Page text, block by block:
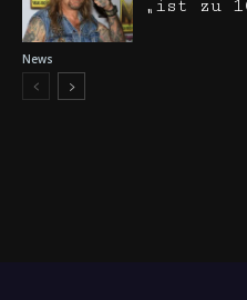
News
„ist zu